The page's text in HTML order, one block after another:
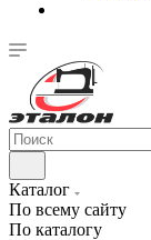
Каталог
По всему сайту
По каталогу